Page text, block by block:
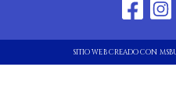
SITIO WEB CREADO CON